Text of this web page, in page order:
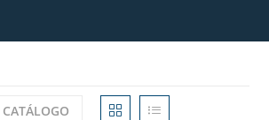
CATÁLOGO